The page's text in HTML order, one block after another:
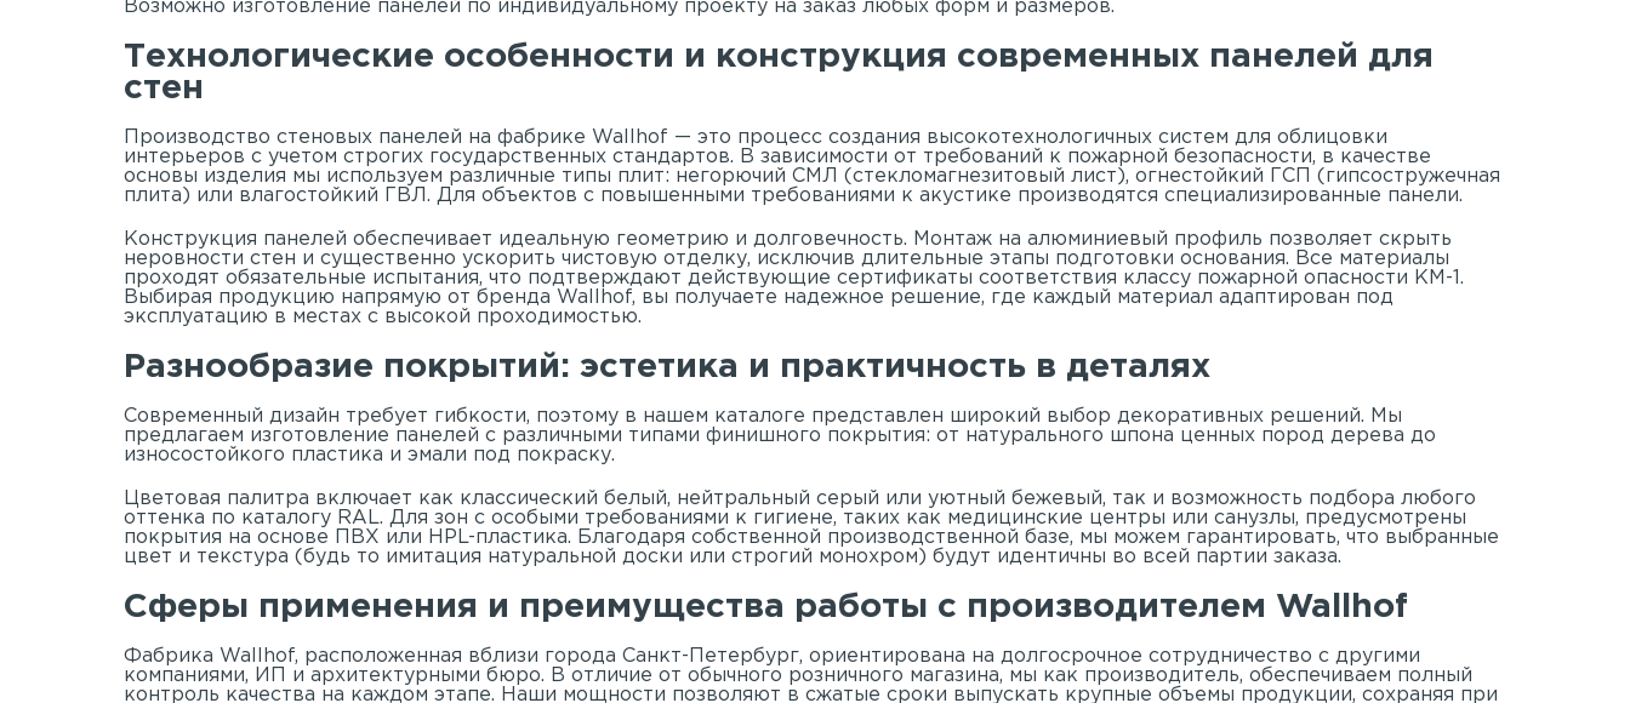
Возможно изготовление панелей по индивидуальному проекту на заказ любых форм и размеров.
Технологические особенности и конструкция современных панелей для
стен
Производство стеновых панелей на фабрике Wallhof — это процесс создания высокотехнологичных систем для облицовки
интерьеров с учетом строгих государственных стандартов. В зависимости от требований к пожарной безопасности, в качестве
основы изделия мы используем различные типы плит: негорючий СМЛ (стекломагнезитовый лист), огнестойкий ГСП (гипсостружечная
плита) или влагостойкий ГВЛ. Для объектов с повышенными требованиями к акустике производятся специализированные панели.
Конструкция панелей обеспечивает идеальную геометрию и долговечность. Монтаж на алюминиевый профиль позволяет скрыть
неровности стен и существенно ускорить чистовую отделку, исключив длительные этапы подготовки основания. Все материалы
проходят обязательные испытания, что подтверждают действующие сертификаты соответствия классу пожарной опасности КМ-1.
Выбирая продукцию напрямую от бренда Wallhof, вы получаете надежное решение, где каждый материал адаптирован под
эксплуатацию в местах с высокой проходимостью.
Разнообразие покрытий: эстетика и практичность в деталях
Современный дизайн требует гибкости, поэтому в нашем каталоге представлен широкий выбор декоративных решений. Мы
предлагаем изготовление панелей с различными типами финишного покрытия: от натурального шпона ценных пород дерева до
износостойкого пластика и эмали под покраску.
Цветовая палитра включает как классический белый, нейтральный серый или уютный бежевый, так и возможность подбора любого
оттенка по каталогу RAL. Для зон с особыми требованиями к гигиене, таких как медицинские центры или санузлы, предусмотрены
покрытия на основе ПВХ или HPL-пластика. Благодаря собственной производственной базе, мы можем гарантировать, что выбранные
цвет и текстура (будь то имитация натуральной доски или строгий монохром) будут идентичны во всей партии заказа.
Сферы применения и преимущества работы с производителем Wallhof
Фабрика Wallhof, расположенная вблизи города Санкт-Петербург, ориентирована на долгосрочное сотрудничество с другими
компаниями, ИП и архитектурными бюро. В отличие от обычного розничного магазина, мы как производитель, обеспечиваем полный
контроль качества на каждом этапе. Наши мощности позволяют в сжатые сроки выпускать крупные объемы продукции, сохраняя при